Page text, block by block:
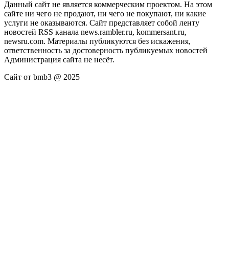
Данный сайт не является коммерческим проектом. На этом
сайте ни чего не продают, ни чего не покупают, ни какие
услуги не оказываются. Сайт представляет собой ленту
новостей RSS канала news.rambler.ru, kommersant.ru,
newsru.com. Материалы публикуются без искажения,
ответственность за достоверность публикуемых новостей
Администрация сайта не несёт.
Сайт от bmb3 @ 2025